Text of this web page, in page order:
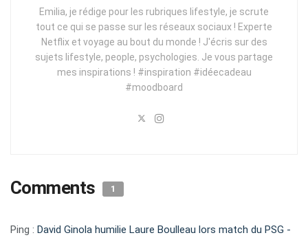
Emilia, je rédige pour les rubriques lifestyle, je scrute
tout ce qui se passe sur les réseaux sociaux ! Experte
Netflix et voyage au bout du monde ! J'écris sur des
sujets lifestyle, people, psychologies. Je vous partage
mes inspirations ! #inspiration #idéecadeau
#moodboard
Comments 1
Ping : David Ginola humilie Laure Boulleau lors match du PSG -